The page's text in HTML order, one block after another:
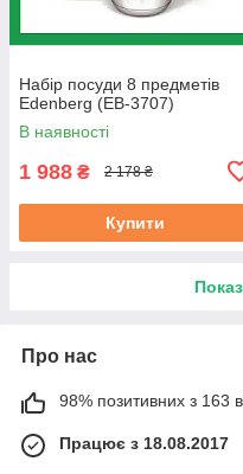
Набір посуди 8 предметів
Edenberg (EB-3707)
В наявності
1 988 ₴ 2 178 ₴
Купити
Про нас
98% позитивних з 163
Працює з 18.08.2017